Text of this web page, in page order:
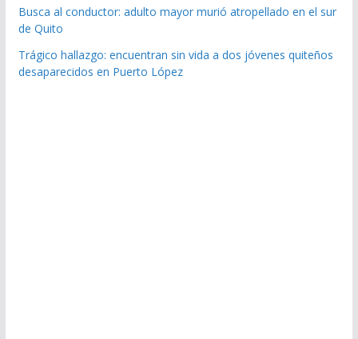
Busca al conductor: adulto mayor murió atropellado en el sur
de Quito
Trágico hallazgo: encuentran sin vida a dos jóvenes quiteños
desaparecidos en Puerto López